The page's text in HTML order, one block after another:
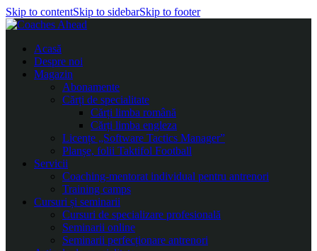
Skip to contentSkip to sidebarSkip to footer
Acasă
Despre noi
Magazin
Abonamente
Cărți de specialitate
Cărți limba română
Cărți limba engleza
Licențe „Software Tactics Manager”
Planșe, folii Taktifol Football
Servicii
Coaching-mentorat individual pentru antrenori
Training camps
Cursuri și seminarii
Cursuri de specializare profesională
Seminarii online
Seminarii perfecționare antrenori